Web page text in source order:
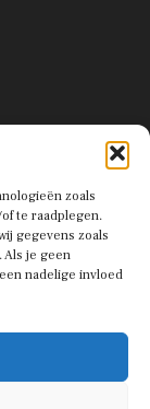
zoals
te raadplegen.
gegevens zoals
Als je geen
nadelige invloed